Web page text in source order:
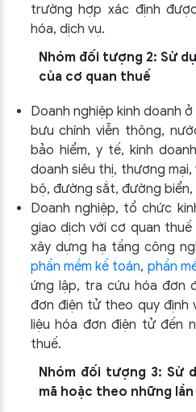
trường hợp xác định
hóa, dịch vụ.
Nhóm đối tượng 2: Sử
của cơ quan thuế
Doanh nghiệp kinh doanh
bưu chính viễn thông,
bảo hiểm, y tế, kinh
doanh siêu thị, thương
bộ, đường sắt, đường
Doanh nghiệp, tổ chức
giao dịch với cơ quan
xây dựng hạ tầng công
phần mềm kế toán, phần
ứng lập, tra cứu hóa đơn
đơn điện tử theo quy định
liệu hóa đơn điện tử đến
thuế.
Nhóm đối tượng 3: Sử
mã hoặc theo những